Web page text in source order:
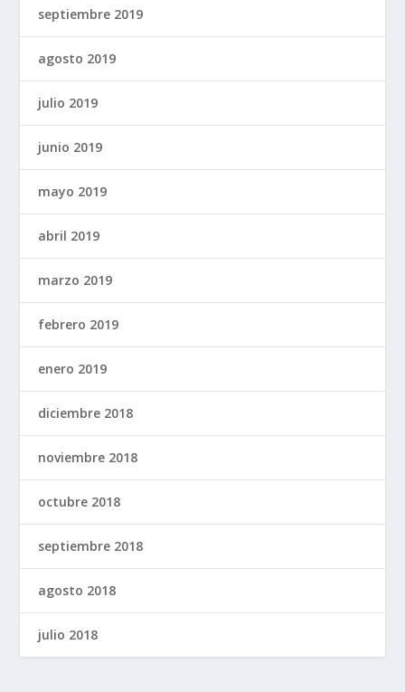
septiembre 2019
agosto 2019
julio 2019
junio 2019
mayo 2019
abril 2019
marzo 2019
febrero 2019
enero 2019
diciembre 2018
noviembre 2018
octubre 2018
septiembre 2018
agosto 2018
julio 2018